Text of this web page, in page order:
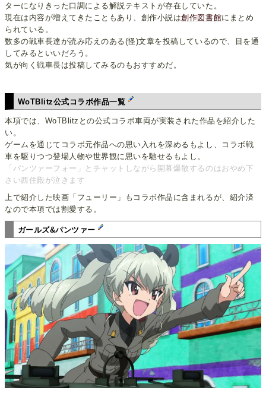
ターになりきった口調による解説テキストが存在していた。
現在は内容が増えてきたこともあり、創作小説は創作図書館にまとめ
られている。
数多の戦車長達が読み応えのある(怪)文章を投稿しているので、目を通
してみるといいだろう。
気が向く戦車長は投稿してみるのもおすすめだ。
WoTBlitz公式コラボ作品一覧
本項では、WoTBlitzとの公式コラボ車両が実装された作品を紹介した
い。
ゲームを通じてコラボ元作品への思い入れを深めるもよし、コラボ戦
車を駆りつつ登場人物や世界観に思いを馳せるもよし。
「パンツァーフォー」とチャットしながら開幕爆散するのはおやめ下
さい西住殿が泣きます
上で紹介した映画「フューリー」もコラボ作品に含まれるが、紹介済
なので本項では割愛する。
ガールズ&パンツァー